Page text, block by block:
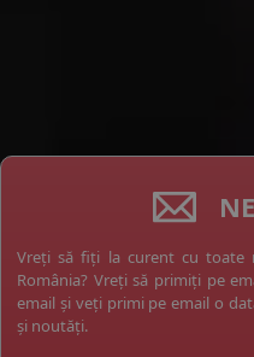
Vreți să fiți la curent cu toate
România? Vreți să primiți pe
email și veți primi pe email o
și noutăți.